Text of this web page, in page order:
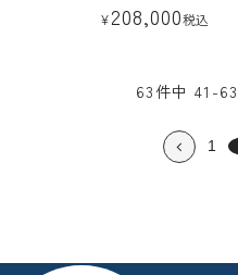
¥208,000税込
63件中 41 -63
1